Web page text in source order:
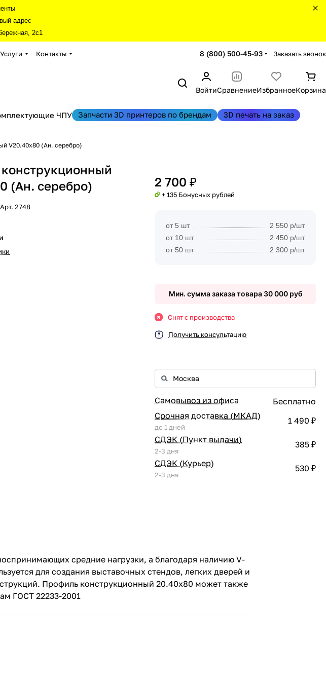
адрес
2с1
Услуги Контакты 8 (800) 500-45-93 Заказать звонок
ВойтиСравнениеИзбранноеКорзина
ЧПУ Запчасти 3D принтеров по брендам 3D печать на заказ
V20.40х80 (Ан. серебро)
(Ан. серебро)
Арт.2748
2 700 ₽
+ 135 Бонусных рублей
от 5 шт
2 550 р/шт
от 10 шт
2 450 р/шт
от 50 шт
2 300 р/шт
Мин. сумма заказа товара 30 000 руб
Снят с производства
Получить консультацию
Самовывоз из офиса
Бесплатно
Срочная доставка (МКАД)
до 1 дней
1 490 ₽
СДЭК (Пункт выдачи)
2-3 дня
385 ₽
СДЭК (Курьер)
2-3 дня
530 ₽
средние нагрузки, а благодаря наличию V-
для создания выставочных стендов, легких дверей и
Профиль конструкционный 20.40х80 может также
ГОСТ 22233-2001